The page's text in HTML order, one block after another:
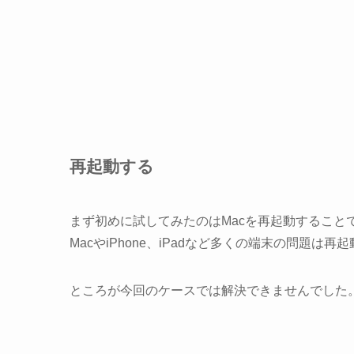
再起動する
まず初めに試してみたのはMacを再起動すること
MacやiPhone、iPadなど多くの端末の問題は再起
ところが今回のケースでは解決できませんでした。